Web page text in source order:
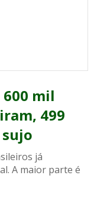
mil
499
já
A maior parte é